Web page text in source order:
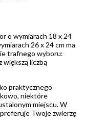
o wymiarach 18 x 24
26 x 24 cm ma
trafnego wyboru:
większą liczbą
praktycznego
niektóre
miejscu. W
Twoje zwierzę